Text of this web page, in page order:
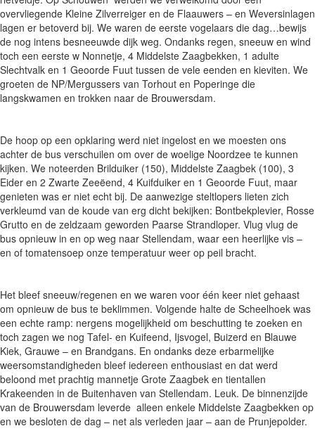
overvliegende Kleine Zilverreiger en de Flaauwers – en Weversinlagen
lagen er betoverd bij. We waren de eerste vogelaars die dag…bewijs
de nog intens besneeuwde dijk weg. Ondanks regen, sneeuw en wind
toch een eerste w Nonnetje, 4 Middelste Zaagbekken, 1 adulte
Slechtvalk en 1 Geoorde Fuut tussen de vele eenden en kieviten. We
groeten de NP/Mergussers van Torhout en Poperinge die
langskwamen en trokken naar de Brouwersdam.
De hoop op een opklaring werd niet ingelost en we moesten ons
achter de bus verschuilen om over de woelige Noordzee te kunnen
kijken. We noteerden Brilduiker (150), Middelste Zaagbek (100), 3
Eider en 2 Zwarte Zeeëend, 4 Kuifduiker en 1 Geoorde Fuut, maar
genieten was er niet echt bij. De aanwezige steltlopers lieten zich
verkleumd van de koude van erg dicht bekijken: Bontbekplevier, Rosse
Grutto en de zeldzaam geworden Paarse Strandloper. Vlug vlug de
bus opnieuw in en op weg naar Stellendam, waar een heerlijke vis –
en of tomatensoep onze temperatuur weer op peil bracht.
Het bleef sneeuw/regenen en we waren voor één keer niet gehaast
om opnieuw de bus te beklimmen. Volgende halte de Scheelhoek was
een echte ramp: nergens mogelijkheid om beschutting te zoeken en
toch zagen we nog Tafel- en Kuifeend, Ijsvogel, Buizerd en Blauwe
Kiek, Grauwe – en Brandgans. En ondanks deze erbarmelijke
weersomstandigheden bleef iedereen enthousiast en dat werd
beloond met prachtig mannetje Grote Zaagbek en tientallen
Krakeenden in de Buitenhaven van Stellendam. Leuk. De binnenzijde
van de Brouwersdam leverde alleen enkele Middelste Zaagbekken op
en we besloten de dag – net als verleden jaar – aan de Prunjepolder.